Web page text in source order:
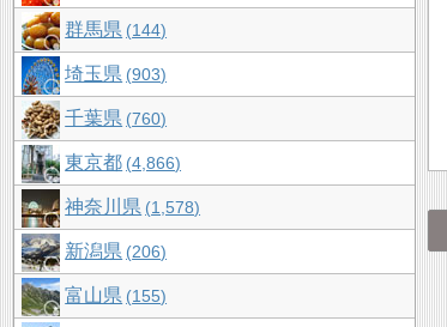
群馬県 144
埼玉県 903
千葉県 760
東京都 4,866
神奈川県 1,578
新潟県 206
富山県 155